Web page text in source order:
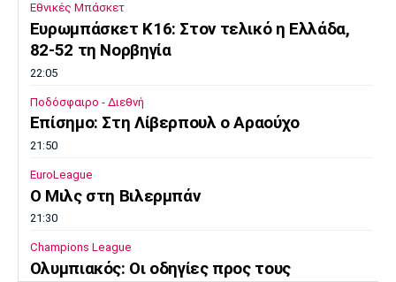
Εθνικές Μπάσκετ
Ευρωμπάσκετ K16: Στον τελικό η Ελλάδα,
82-52 τη Νορβηγία
22:05
Ποδόσφαιρο - Διεθνή
Επίσημο: Στη Λίβερπουλ ο Αραούχο
21:50
EuroLeague
Ο Μιλς στη Βιλερμπάν
21:30
Champions League
Ολυμπιακός: Οι οδηγίες προς τους